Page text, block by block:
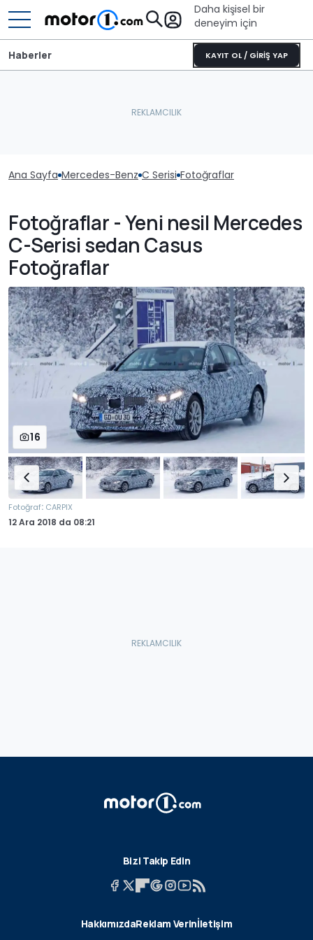
Daha kişisel bir
deneyim için
KAYIT OL / GİRİŞ YAP
Haberler
Ana Sayfa Mercedes-Benz C Serisi Fotoğraflar
Fotoğraflar - Yeni nesil Mercedes
C-Serisi sedan Casus
Fotoğraflar
16
Fotoğraf: CARPIX
12 Ara 2018 da 08:21
Bizi Takip Edin
HakkımızdaReklam Verinİletişim